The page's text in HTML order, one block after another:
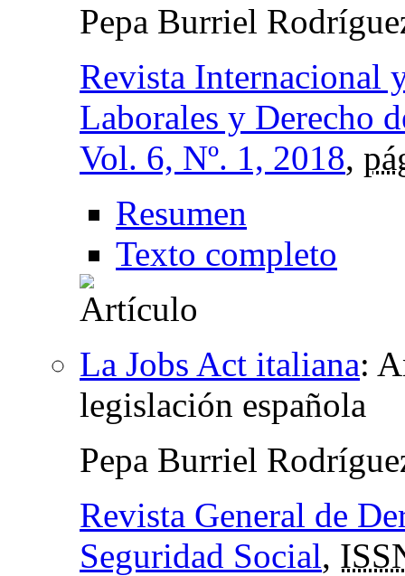
Pepa Burriel
Revista Internacional
Laborales y Derecho
Vol. 6, Nº. 1, 2018,
Resumen
Texto completo
La Jobs Act italiana:
legislación española
Pepa Burriel
Revista General de
Seguridad Social,